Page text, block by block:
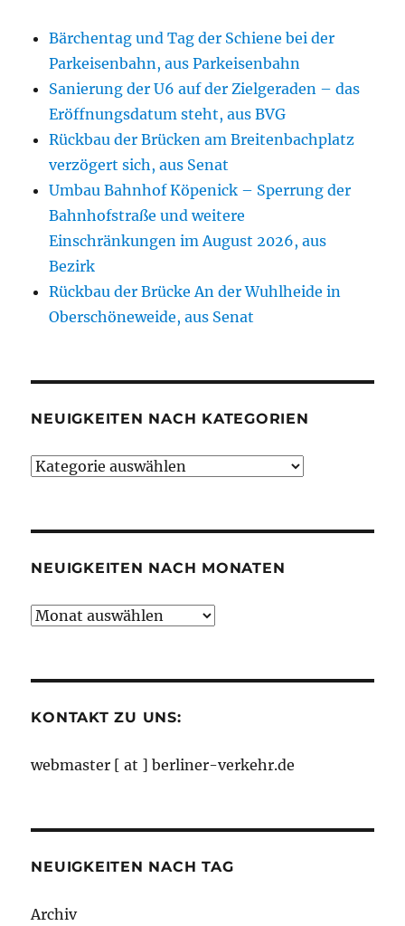
Bärchentag und Tag der Schiene bei der
Parkeisenbahn, aus Parkeisenbahn
Sanierung der U6 auf der Zielgeraden – das
Eröffnungsdatum steht, aus BVG
Rückbau der Brücken am Breitenbachplatz
verzögert sich, aus Senat
Umbau Bahnhof Köpenick – Sperrung der
Bahnhofstraße und weitere
Einschränkungen im August 2026, aus
Bezirk
Rückbau der Brücke An der Wuhlheide in
Oberschöneweide, aus Senat
NEUIGKEITEN NACH KATEGORIEN
Neuigkeiten
NEUIGKEITEN NACH MONATEN
Neuigkeiten
KONTAKT ZU UNS:
webmaster [ at ] berliner-verkehr.de
NEUIGKEITEN NACH TAG
Archiv